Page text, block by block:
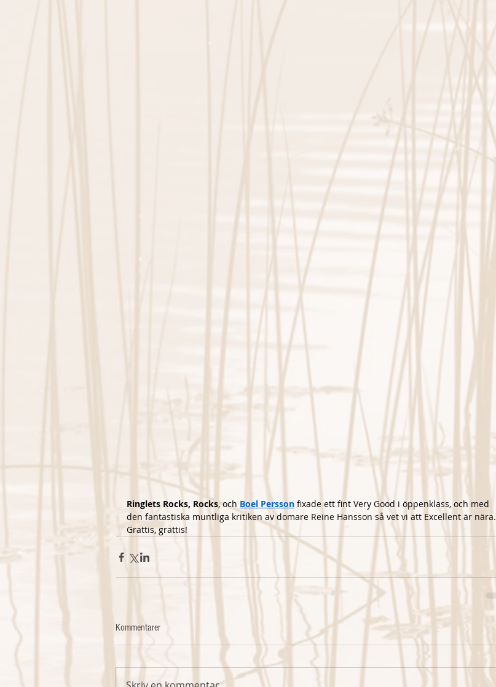
Ringlets Rocks, Rocks, och Boel Persson fixade ett fint Very Good i öppenklass, och med
den fantastiska muntliga kritiken av domare Reine Hansson så vet vi att Excellent är nära.
Grattis, grattis!
Kommentarer